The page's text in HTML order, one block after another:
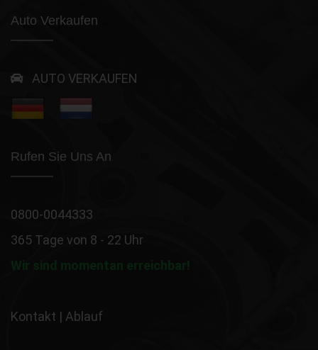
Auto Verkaufen
AUTO VERKAUFEN
Rufen Sie Uns An
0800-0044333
365 Tage von 8 - 22 Uhr
Wir sind momentan erreichbar!
Kontakt | Ablauf